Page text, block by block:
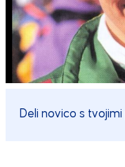
Deli novico s tvojimi